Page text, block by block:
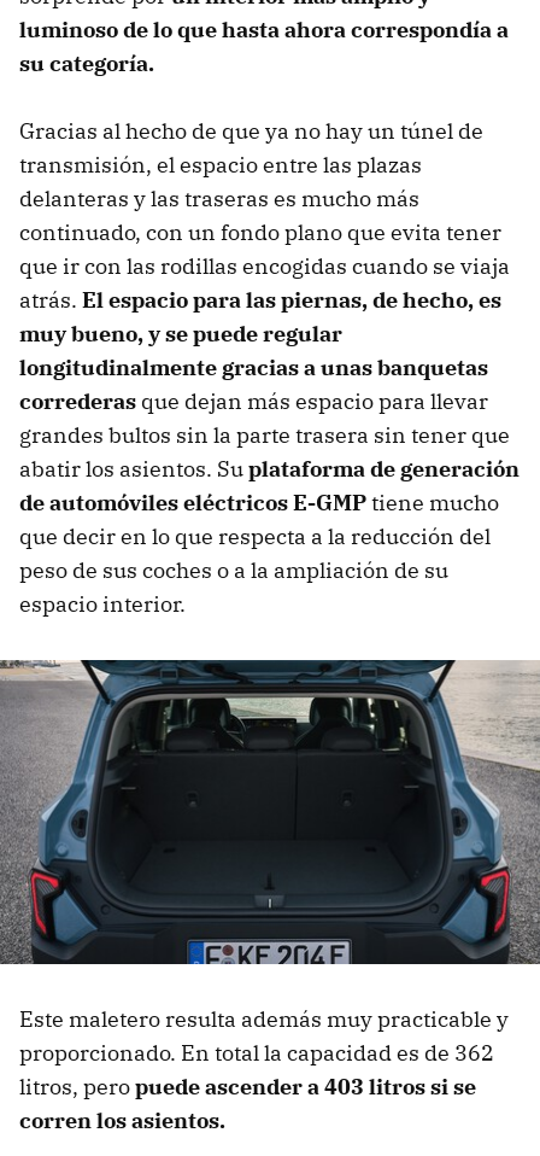
luminoso de lo que hasta ahora correspondía a
su categoría.
Gracias al hecho de que ya no hay un túnel de
transmisión, el espacio entre las plazas
delanteras y las traseras es mucho más
continuado, con un fondo plano que evita tener
que ir con las rodillas encogidas cuando se viaja
atrás. El espacio para las piernas, de hecho, es
muy bueno, y se puede regular
longitudinalmente gracias a unas banquetas
correderas que dejan más espacio para llevar
grandes bultos sin la parte trasera sin tener que
abatir los asientos. Suplataforma de generación
de automóviles eléctricos E-GMPtiene mucho
que decir en lo que respecta a la reducción del
peso de sus coches o a la ampliación de su
espacio interior.
Este maletero resulta además muy practicable y
proporcionado. En total la capacidad es de 362
litros, peropuede ascender a 403 litros si se
corren los asientos.